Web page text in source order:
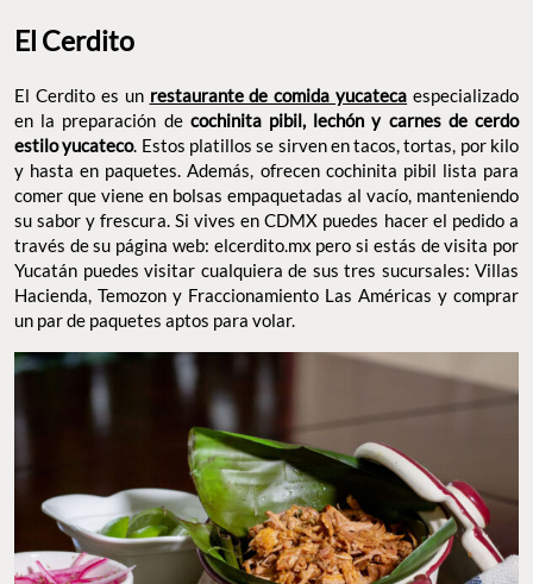
El Cerdito
El Cerdito es un restaurante de comida yucateca especializado
en la preparación de cochinita pibil, lechón y carnes de cerdo
estilo yucateco. Estos platillos se sirven en tacos, tortas, por kilo
y hasta en paquetes. Además, ofrecen cochinita pibil lista para
comer que viene en bolsas empaquetadas al vacío, manteniendo
su sabor y frescura. Si vives en CDMX puedes hacer el pedido a
través de su página web: elcerdito.mx pero si estás de visita por
Yucatán puedes visitar cualquiera de sus tres sucursales: Villas
Hacienda, Temozon y Fraccionamiento Las Américas y comprar
un par de paquetes aptos para volar.